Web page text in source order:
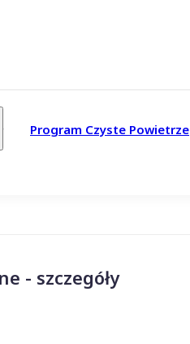
Program Czyste Powietrze
- szczegóły